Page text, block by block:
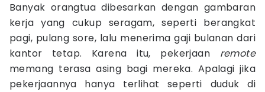
Banyak orangtua dibesarkan dengan gambaran
kerja yang cukup seragam, seperti berangkat
pagi, pulang sore, lalu menerima gaji bulanan dari
kantor tetap. Karena itu, pekerjaan remote
memang terasa asing bagi mereka. Apalagi jika
pekerjaannya hanya terlihat seperti duduk di